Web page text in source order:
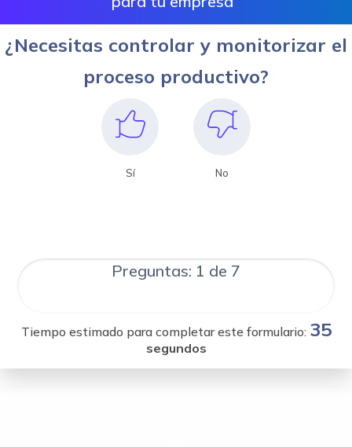
¿Necesitas controlar y monitorizar el
proceso productivo?
Sí No
Preguntas: 1 de 7
Tiempo estimado para completar este formulario: 35
segundos